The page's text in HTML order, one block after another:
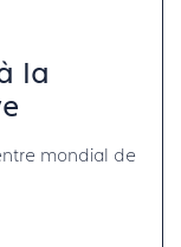
la
mondial de